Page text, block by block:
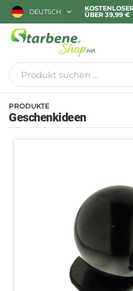
DEUTSCH ÜBER 39,99 €
PRODUKTE
Geschenkideen